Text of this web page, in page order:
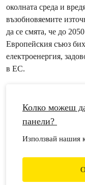
околната среда и
възобновяемите
да се смята, че до
Европейския съюз
електроенергия,
в ЕС.
Колко можеш
панели?
Използвай нашия